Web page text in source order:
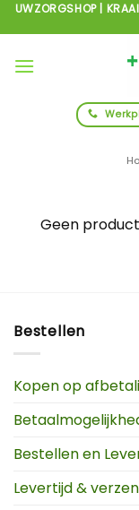
Ga
naar
inhoud
UWZORGSHOP |
Geen
Bestellen
Kopen op
Bestellen en
Levertijd &